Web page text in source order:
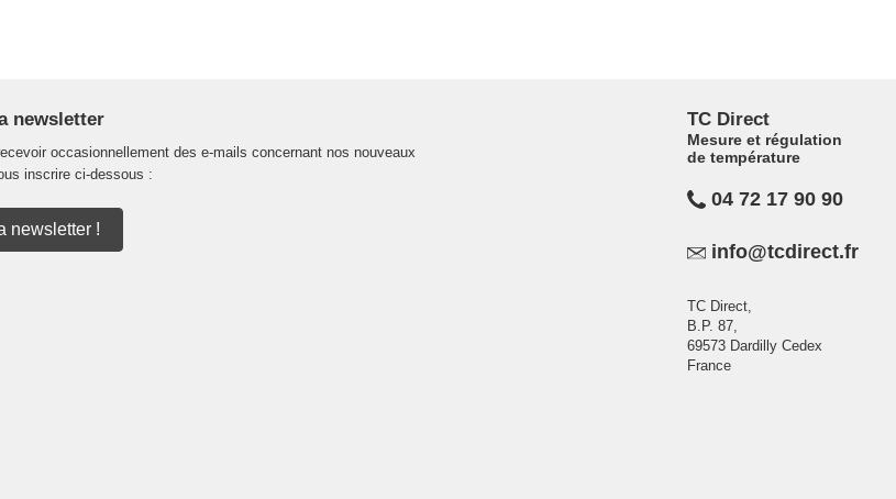
newsletter
occasionnellement des e-mails concernant nos nouveaux
inscrire ci-dessous :
newsletter !
TC Direct
Mesure et régulation
de température
04 72 17 90 90
info@tcdirect.fr
TC Direct,
B.P. 87,
69573 Dardilly Cedex
France